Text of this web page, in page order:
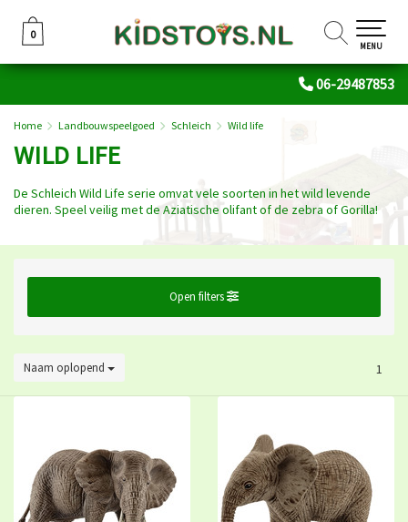
06-29487853
0
0
MENU
Home Landbouwspeelgoed Schleich Wild life
WILD LIFE
De Schleich Wild Life serie omvat vele soorten in het wild levende
dieren. Speel veilig met de Aziatische olifant of de zebra of Gorilla!
Open filters
Naam oplopend 1